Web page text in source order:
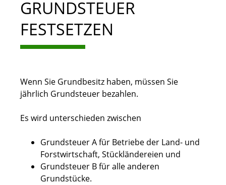
GRUNDSTEUER
FESTSETZEN
Wenn Sie Grundbesitz haben, müssen Sie
jährlich Grundsteuer bezahlen.
Es wird unterschieden zwischen
Grundsteuer A für Betriebe der Land- und
Forstwirtschaft, Stückländereien und
Grundsteuer B für alle anderen
Grundstücke.